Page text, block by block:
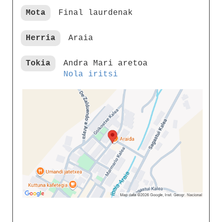
Mota Final laurdenak
Herria Araia
Tokia
Andra Mari aretoa
Nola iritsi